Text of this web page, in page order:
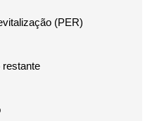
(PER)
restante